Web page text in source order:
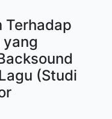
Terhadap
yang
(Studi